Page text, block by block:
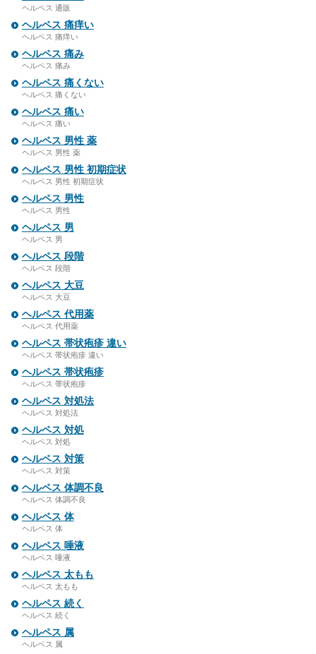
ヘルペス 通販
ヘルペス 痛痒い
ヘルペス 痛痒い
ヘルペス 痛み
ヘルペス 痛み
ヘルペス 痛くない
ヘルペス 痛くない
ヘルペス 痛い
ヘルペス 痛い
ヘルペス 男性 薬
ヘルペス 男性 薬
ヘルペス 男性 初期症状
ヘルペス 男性 初期症状
ヘルペス 男性
ヘルペス 男性
ヘルペス 男
ヘルペス 男
ヘルペス 段階
ヘルペス 段階
ヘルペス 大豆
ヘルペス 大豆
ヘルペス 代用薬
ヘルペス 代用薬
ヘルペス 帯状疱疹 違い
ヘルペス 帯状疱疹 違い
ヘルペス 帯状疱疹
ヘルペス 帯状疱疹
ヘルペス 対処法
ヘルペス 対処法
ヘルペス 対処
ヘルペス 対処
ヘルペス 対策
ヘルペス 対策
ヘルペス 体調不良
ヘルペス 体調不良
ヘルペス 体
ヘルペス 体
ヘルペス 唾液
ヘルペス 唾液
ヘルペス 太もも
ヘルペス 太もも
ヘルペス 続く
ヘルペス 続く
ヘルペス 属
ヘルペス 属